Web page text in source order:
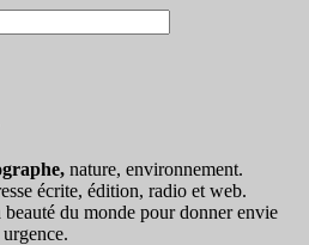
nature, environnement.
écrite, édition, radio et web.
beauté du monde pour donner envie